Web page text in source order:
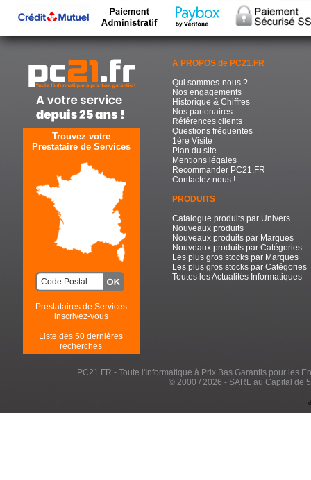
Trouvez votre
Prestataire de Services
Prestataires de Services
inscrivez-vous
Liste des 50 dernières
recherches
A PROPOS de PC21.FR
Qui sommes-nous ?
Nos engagements
Historique & Chiffres
Nos partenaires
Références clients
Questions fréquentes
1ère Visite
Plan du site
Mentions légales
Recommander PC21.FR
Contactez nous !
PRODUITS
Catalogue produits par Univers
Nouveaux produits
Nouveaux produits par Marques
Nouveaux produits par Catégories
Les plus gros stocks par Marques
Les plus gros stocks par Catégories
Toutes les Actualités Informatiques
PC21.FR - Toute l'Informatique à Prix Bas Garantis pour les
© 2000 / 2026 - SARL au Capital de